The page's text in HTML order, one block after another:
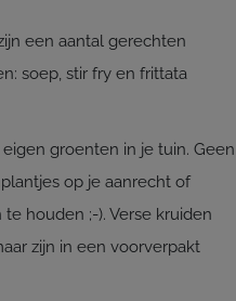
een aantal gerechten
soep, stir fry en frittata
groenten in je tuin. Geen
op je aanrecht of
houden ;-). Verse kruiden
zijn in een voorverpakt